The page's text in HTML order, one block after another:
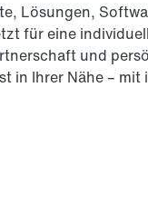
Lösungen,
für eine
und
in Ihrer Nähe –